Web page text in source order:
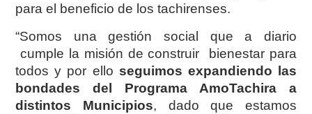
para el beneficio de los tachirenses.
“Somos una gestión social que a diario
cumple la misión de construir bienestar para
todos y por ello seguimos expandiendo las
bondades del Programa AmoTachira a
distintos Municipios, dado que estamos